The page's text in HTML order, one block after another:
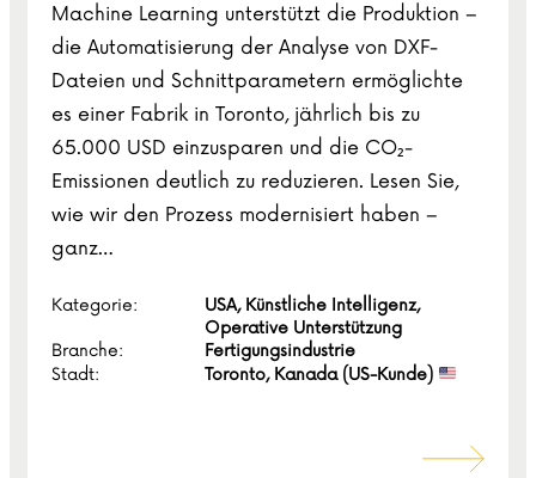
Machine Learning unterstützt die Produktion –
die Automatisierung der Analyse von DXF-
Dateien und Schnittparametern ermöglichte
es einer Fabrik in Toronto, jährlich bis zu
65.000 USD einzusparen und die CO₂-
Emissionen deutlich zu reduzieren. Lesen Sie,
wie wir den Prozess modernisiert haben –
ganz…
Kategorie:
USA, Künstliche Intelligenz,
Operative Unterstützung
Branche:
Fertigungsindustrie
Stadt:
Toronto, Kanada (US-Kunde)